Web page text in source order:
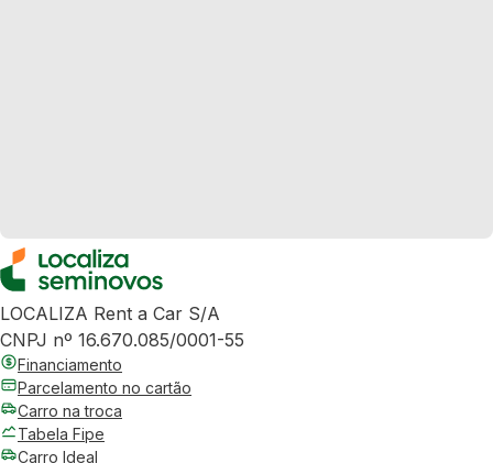
LOCALIZA Rent a Car S/A
CNPJ nº 16.670.085/0001-55
Financiamento
Parcelamento no cartão
Carro na troca
Tabela Fipe
Carro Ideal